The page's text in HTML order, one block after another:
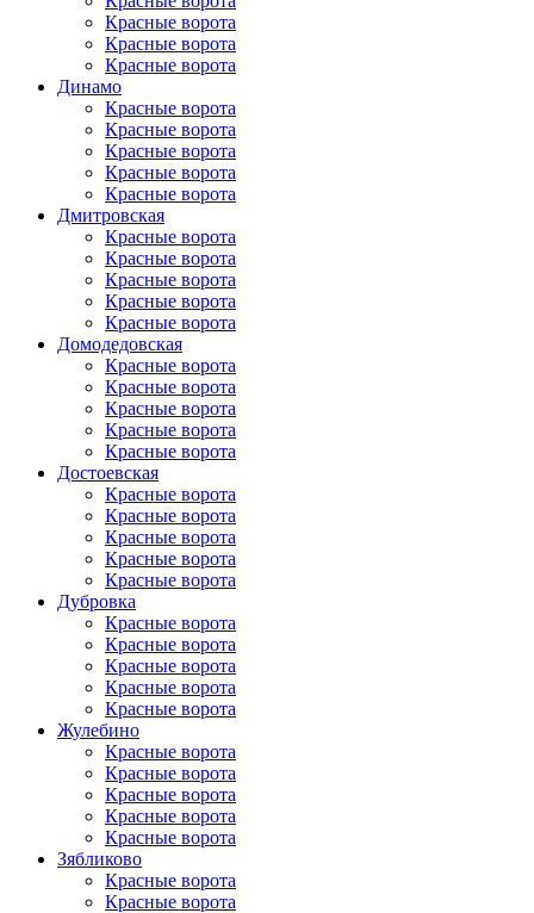
Красные ворота
Красные ворота
Красные ворота
Динамо
Красные ворота
Красные ворота
Красные ворота
Красные ворота
Красные ворота
Дмитровская
Красные ворота
Красные ворота
Красные ворота
Красные ворота
Красные ворота
Домоде­довская
Красные ворота
Красные ворота
Красные ворота
Красные ворота
Красные ворота
Достоевская
Красные ворота
Красные ворота
Красные ворота
Красные ворота
Красные ворота
Дубровка
Красные ворота
Красные ворота
Красные ворота
Красные ворота
Красные ворота
Жулебино
Красные ворота
Красные ворота
Красные ворота
Красные ворота
Красные ворота
Зябликово
Красные ворота
Красные ворота